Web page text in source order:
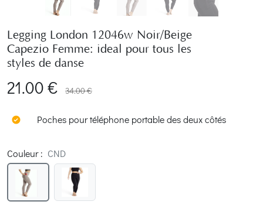
Legging London 12046w Noir/Beige
Capezio Femme: ideal pour tous les
styles de danse
21.00 € 34.00 €
Poches pour téléphone portable des deux côtés
Couleur : CND